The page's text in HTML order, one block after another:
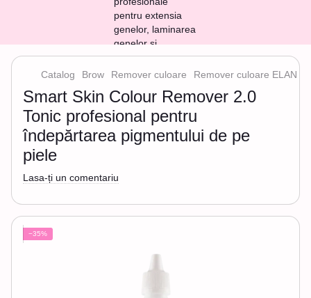
Catalog Brow Remover culoare Remover culoare ELAN
Smart Skin Colour Remover 2.0
Tonic profesional pentru
îndepărtarea pigmentului de pe
piele
Lasa-ți un comentariu
−35%